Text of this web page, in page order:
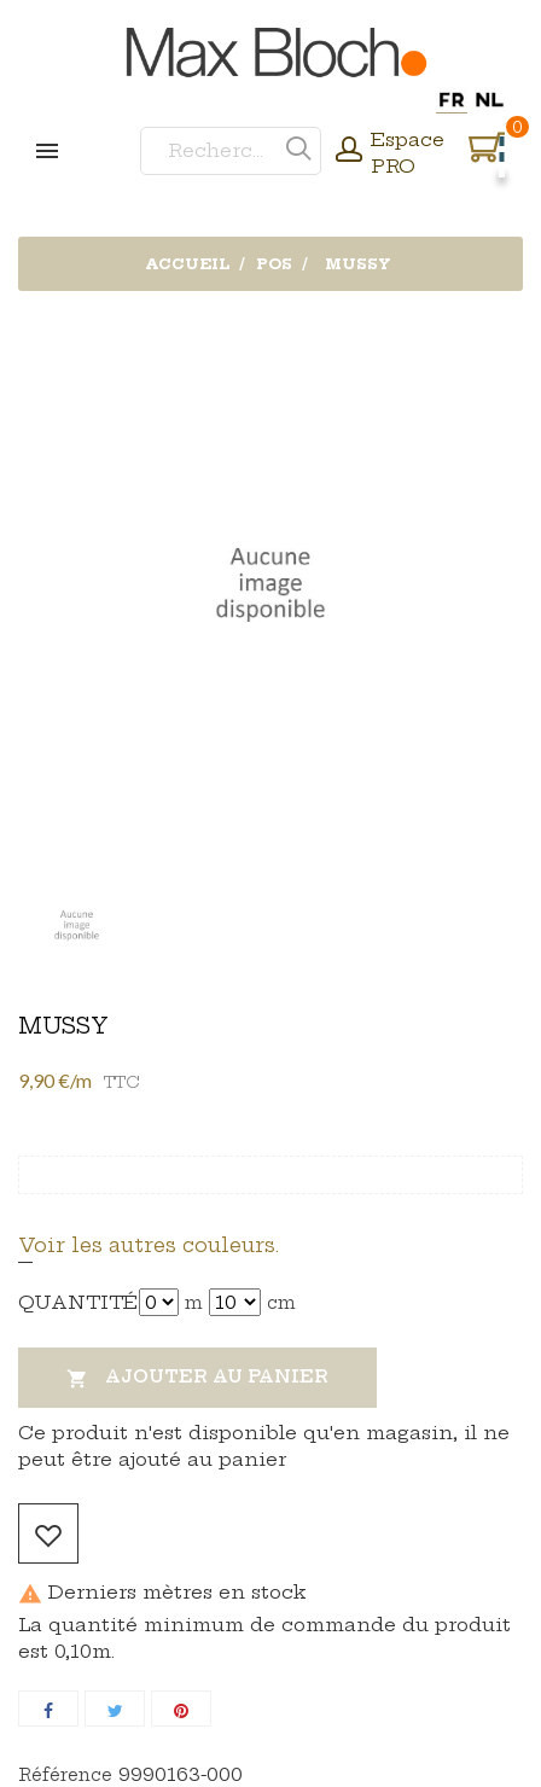
Espace
PRO
0
ACCUEIL POS MUSSY
MUSSY
9,90 €/m TTC
Voir les autres couleurs.
QUANTITÉ m cm
 AJOUTER AU PANIER
Ce produit n'est disponible qu'en magasin, il ne
peut être ajouté au panier
 Derniers mètres en stock
La quantité minimum de commande du produit
est 0,10m.
Référence 9990163-000